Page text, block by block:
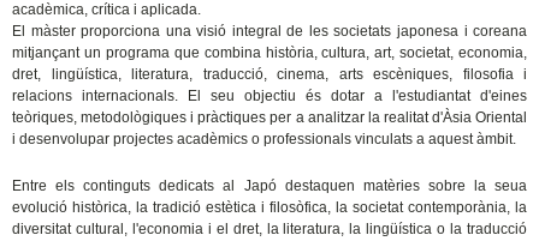
acadèmica, crítica i aplicada.
El màster proporciona una visió integral de les societats japonesa i coreana
mitjançant un programa que combina història, cultura, art, societat, economia,
dret, lingüística, literatura, traducció, cinema, arts escèniques, filosofia i
relacions internacionals. El seu objectiu és dotar a l'estudiantat d'eines
teòriques, metodològiques i pràctiques per a analitzar la realitat d'Àsia Oriental
i desenvolupar projectes acadèmics o professionals vinculats a aquest àmbit.
Entre els continguts dedicats al Japó destaquen matèries sobre la seua
evolució històrica, la tradició estètica i filosòfica, la societat contemporània, la
diversitat cultural, l'economia i el dret, la literatura, la lingüística o la traducció